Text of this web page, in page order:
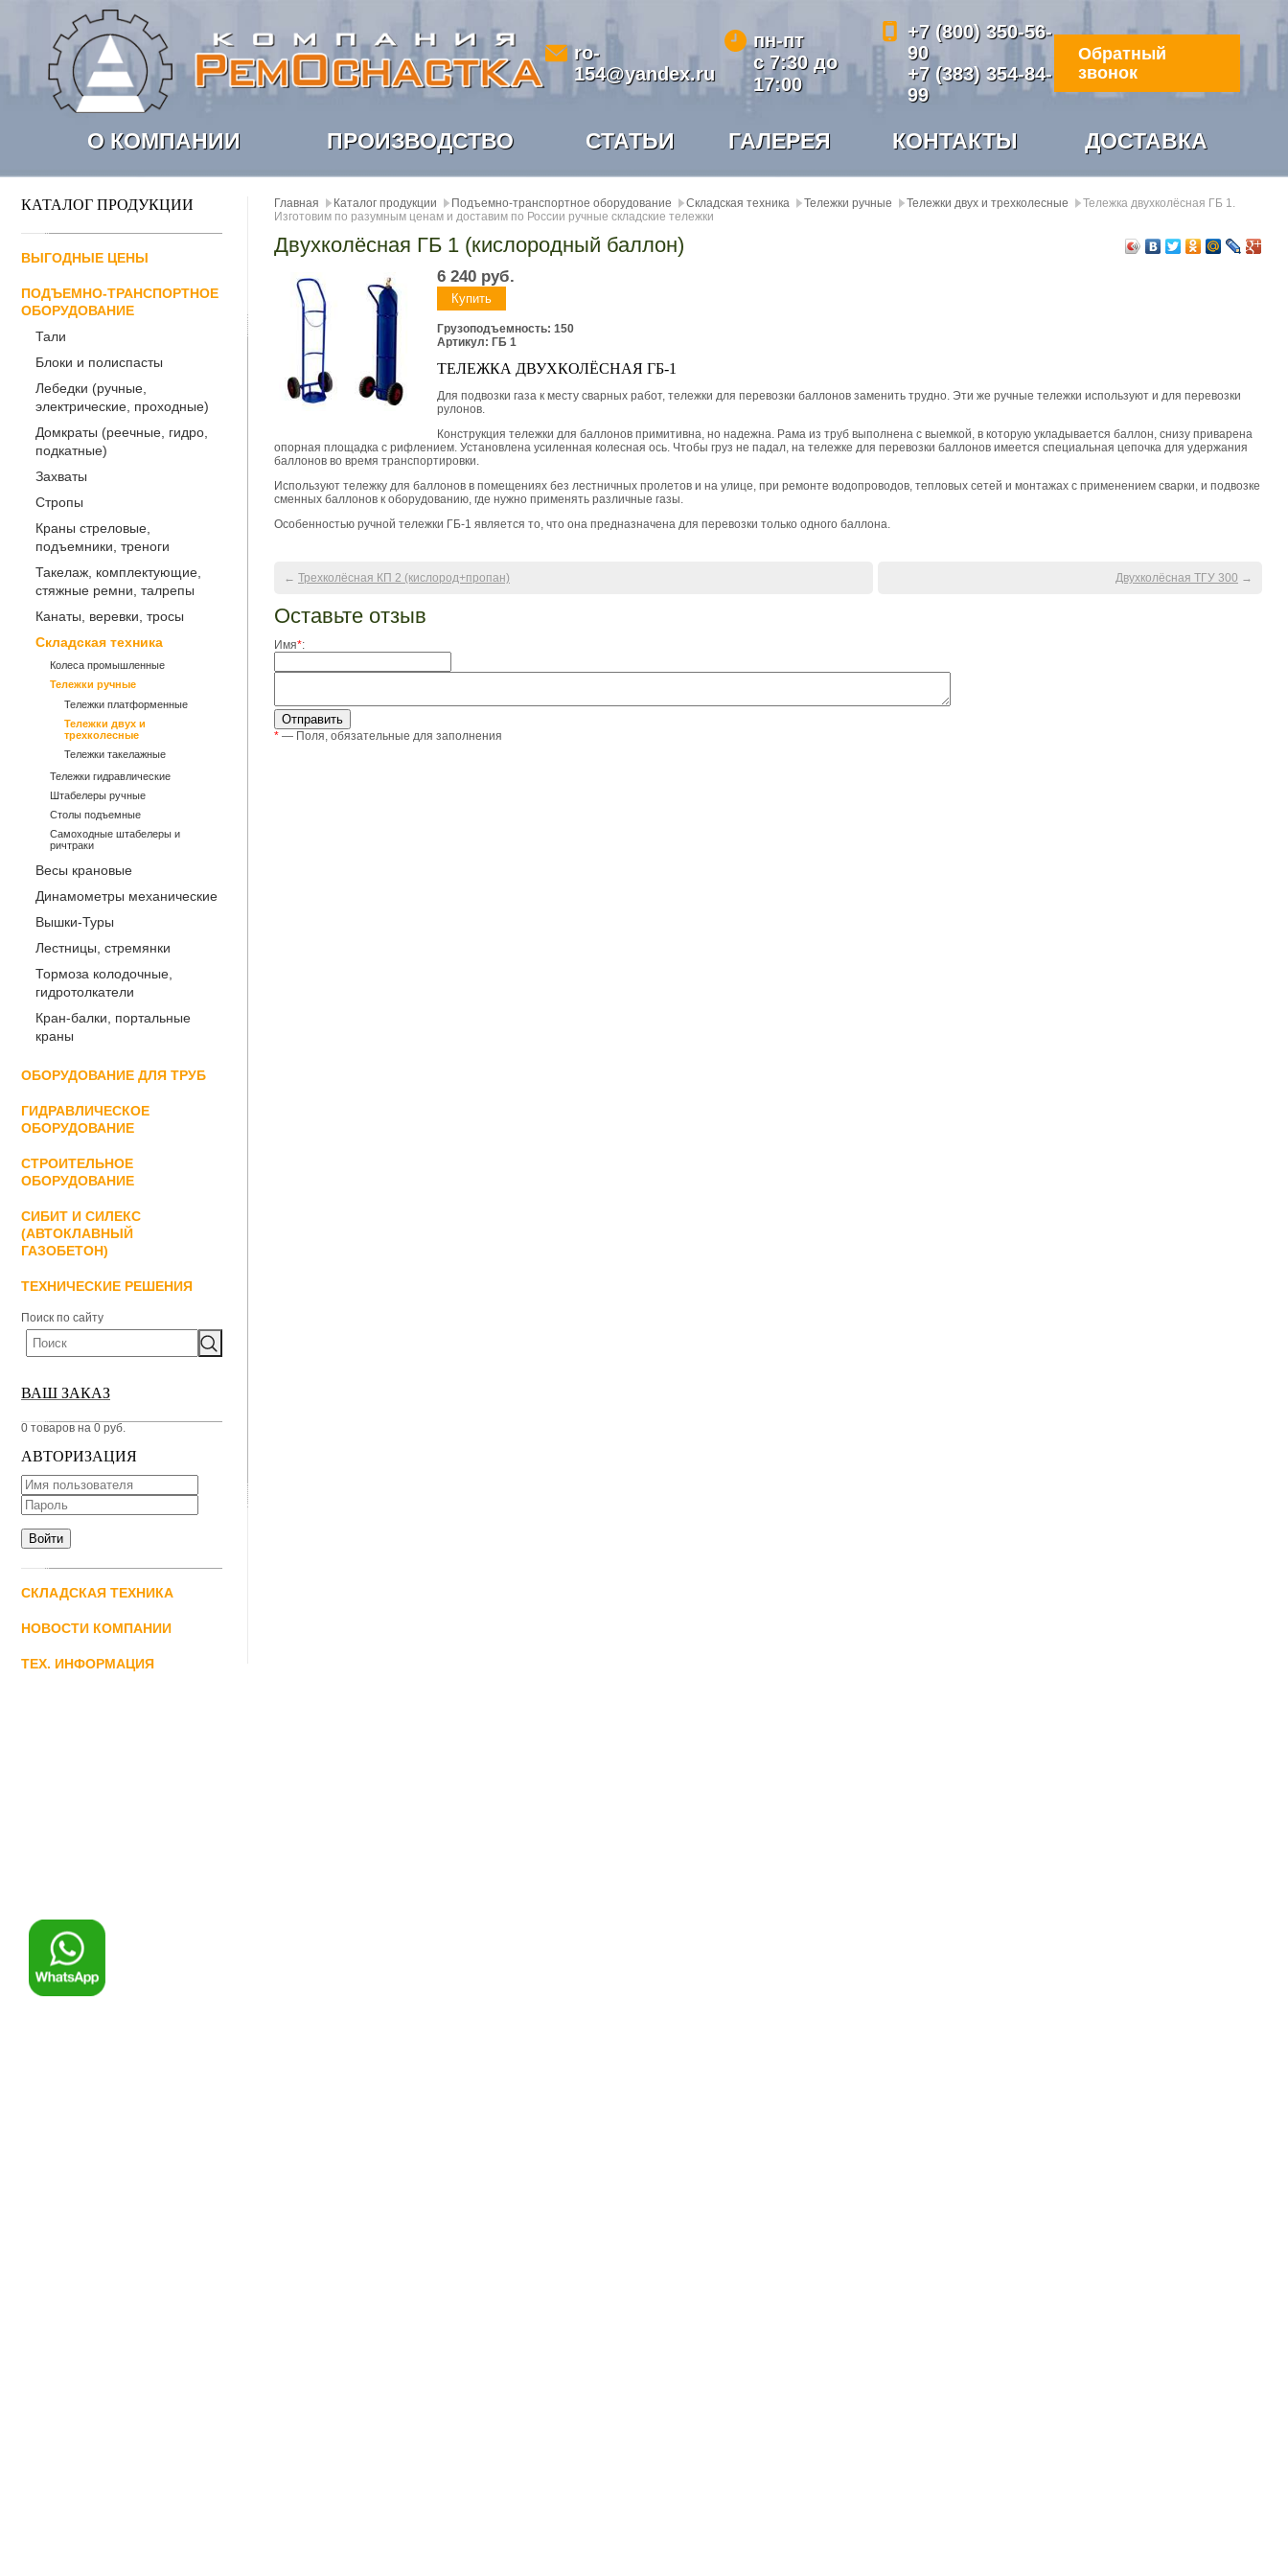
ro-
154@yandex.ru
пн-пт
с 7:30 до
17:00
+7 (800) 350-56-
90
+7 (383) 354-84-
99
Обратный
звонок
О КОМПАНИИ ПРОИЗВОДСТВО СТАТЬИ ГАЛЕРЕЯ КОНТАКТЫ ДОСТАВКА
КАТАЛОГ ПРОДУКЦИИ
ВЫГОДНЫЕ ЦЕНЫ
ПОДЪЕМНО-ТРАНСПОРТНОЕ
ОБОРУДОВАНИЕ
Тали
Блоки и полиспасты
Лебедки (ручные,
электрические, проходные)
Домкраты (реечные, гидро,
подкатные)
Захваты
Стропы
Краны стреловые,
подъемники, треноги
Такелаж, комплектующие,
стяжные ремни, талрепы
Канаты, веревки, тросы
Складская техника
Колеса промышленные
Тележки ручные
Тележки платформенные
Тележки двух и
трехколесные
Тележки такелажные
Тележки гидравлические
Штабелеры ручные
Столы подъемные
Самоходные штабелеры и
ричтраки
Весы крановые
Динамометры механические
Вышки-Туры
Лестницы, стремянки
Тормоза колодочные,
гидротолкатели
Кран-балки, портальные
краны
ОБОРУДОВАНИЕ ДЛЯ ТРУБ
ГИДРАВЛИЧЕСКОЕ
ОБОРУДОВАНИЕ
СТРОИТЕЛЬНОЕ
ОБОРУДОВАНИЕ
СИБИТ И СИЛЕКС
(АВТОКЛАВНЫЙ
ГАЗОБЕТОН)
ТЕХНИЧЕСКИЕ РЕШЕНИЯ
Поиск по сайту
ВАШ ЗАКАЗ
0 товаров на 0 руб.
АВТОРИЗАЦИЯ
СКЛАДСКАЯ ТЕХНИКА
НОВОСТИ КОМПАНИИ
ТЕХ. ИНФОРМАЦИЯ
Главная Каталог продукции Подъемно-транспортное оборудование Складская техника Тележки ручные Тележки двух и трехколесные
Тележка двухколёсная ГБ 1.
Изготовим по разумным ценам и доставим по России ручные складские тележки
Двухколёсная ГБ 1 (кислородный баллон)
6 240 руб.
Грузоподъемность: 150
Артикул: ГБ 1
ТЕЛЕЖКА ДВУХКОЛЁСНАЯ ГБ-1
Для подвозки газа к месту сварных работ, тележки для перевозки баллонов заменить трудно. Эти же ручные тележки используют и для перевозки
рулонов.
Конструкция тележки для баллонов примитивна, но надежна. Рама из труб выполнена с выемкой, в которую укладывается баллон, снизу приварена
опорная площадка с рифлением. Установлена усиленная колесная ось. Чтобы груз не падал, на тележке для перевозки баллонов имеется специальная цепочка для удержания
баллонов во время транспортировки.
Используют тележку для баллонов в помещениях без лестничных пролетов и на улице, при ремонте водопроводов, тепловых сетей и монтажах с применением сварки, и подвозке
сменных баллонов к оборудованию, где нужно применять различные газы.
Особенностью ручной тележки ГБ-1 является то, что она предназначена для перевозки только одного баллона.
← Трехколёсная КП 2 (кислород+пропан) Двухколёсная ТГУ 300 →
Оставьте отзыв
Имя*:
* — Поля, обязательные для заполнения